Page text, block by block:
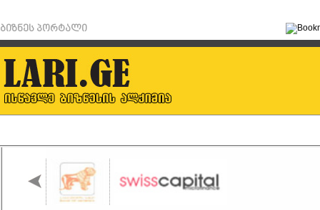
ბიზნეს პორტალი